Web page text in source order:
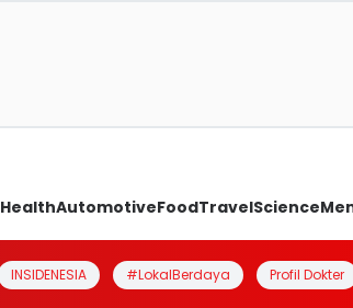
HealthAutomotiveFoodTravelScience
INSIDENESIA #LokalBerdaya Profil Dokter